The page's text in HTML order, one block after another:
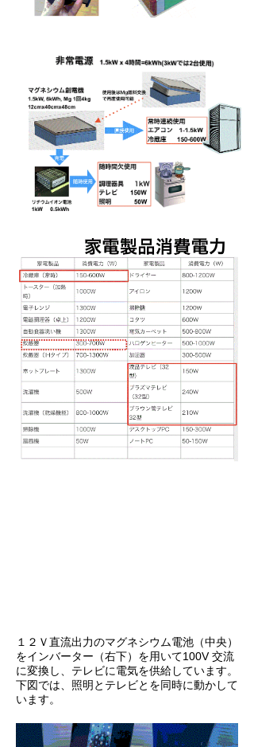
１２Ｖ直流出力のマグネシウム電池（中央）
をインバーター（右下）を用いて100V 交流
に変換し、テレビに電気を供給しています。
下図では、照明とテレビとを同時に動かして
います。